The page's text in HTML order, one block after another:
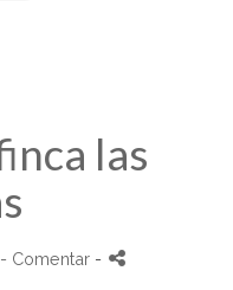
las
- Comentar -